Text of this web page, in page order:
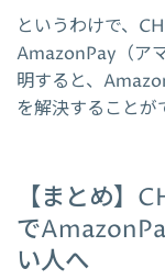
というわけで、
AmazonPay（ア
明すると、
を解決することが
【まとめ】
で
い人へ